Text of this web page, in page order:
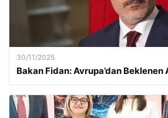
30/11/2025
Bakan Fidan: Avrupa’dan Beklenen